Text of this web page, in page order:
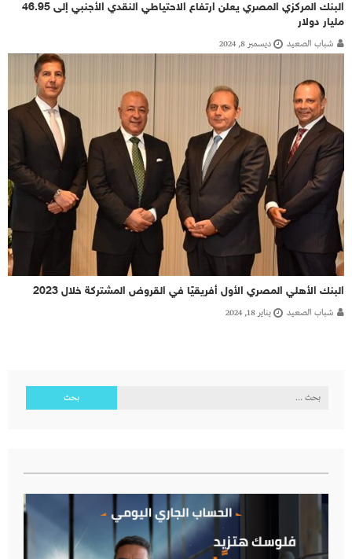
البنك المركزي المصري يعلن ارتفاع الاحتياطي النقدي الأجنبي إلى 46.95
مليار دولار
شباب الصعيد ديسمبر 8, 2024
البنك الأهلي المصري الأول أفريقيًا في القروض المشتركة خلال 2023
شباب الصعيد يناير 18, 2024
البحث